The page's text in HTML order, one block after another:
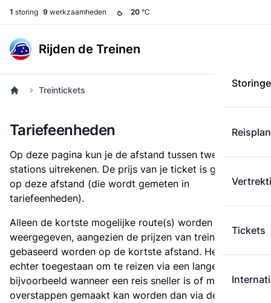
1 storing 9 werkzaamheden 20 °C
Rijden de Treinen
Tickets
Treintickets
Tariefeenheden
Op deze pagina kun je de afstand tussen twee
stations uitrekenen. De prijs van je ticket is gebaseerd
op deze afstand (die wordt gemeten in
tariefeenheden).
Alleen de kortste mogelijke route(s) worden
weergegeven, aangezien de prijzen van treintickets
gebaseerd worden op de kortste afstand. Het is
echter toegestaan om te reizen via een langere route,
bijvoorbeeld wanneer een reis sneller is of met minder
overstappen gemaakt kan worden dan via de kortste